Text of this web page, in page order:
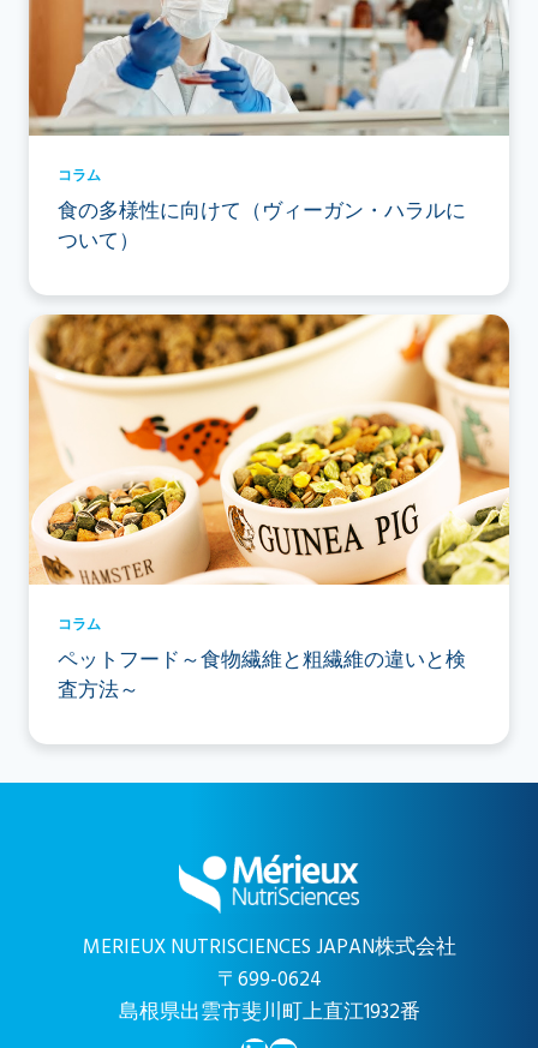
コラム
食の多様性に向けて（ヴィーガン・ハラルに
ついて）
コラム
ペットフード～食物繊維と粗繊維の違いと検
査方法～
MERIEUX NUTRISCIENCES JAPAN株式会社
〒699-0624
島根県出雲市斐川町上直江1932番